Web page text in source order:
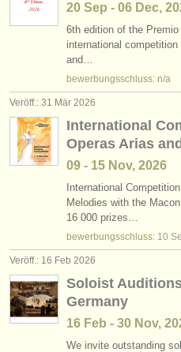
20 Sep - 06 Dec,
6th edition of the
international
and…
bewerbungsschluss: n/a
Veröff.: 31 Mär 2026
International
Operas Arias
09 - 15 Nov, 2026
International
Melodies with the
16 000 prizes…
bewerbungsschluss: 10
Veröff.: 16 Feb 2026
Soloist
Germany
16 Feb - 30 Nov,
We invite outstanding